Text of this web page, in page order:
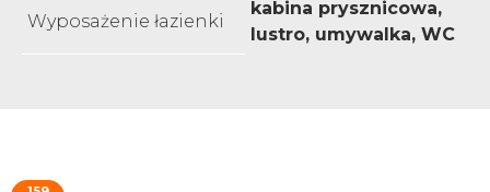
Wyposażenie łazienki
kabina prysznicowa,
lustro, umywalka, WC